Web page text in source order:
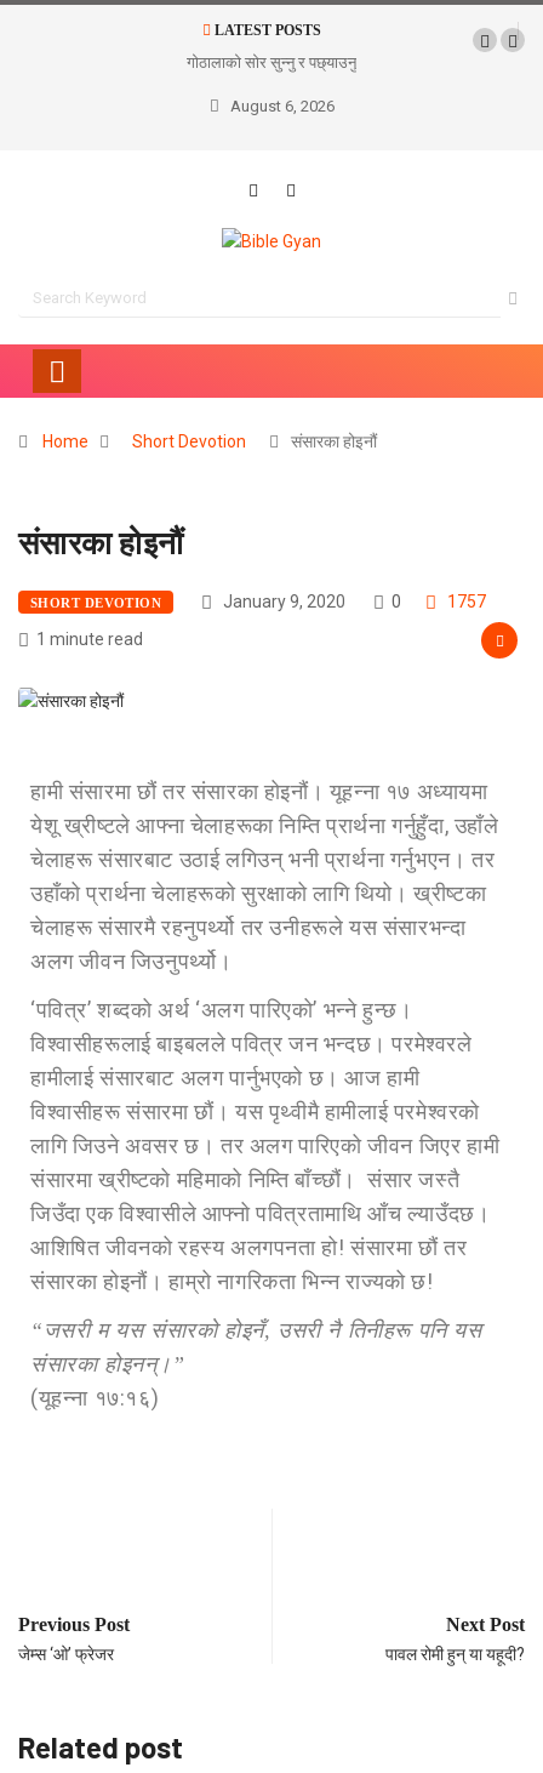
LATEST POSTS
गोठालाको सोर सुन्नु र पछ्याउनु
August 6, 2026
Home Short Devotion संसारका होइनौं
संसारका होइनौं
SHORT DEVOTION January 9, 2020 0
1757
1 minute read
हामी संसारमा छौं तर संसारका होइनौं। यूहन्ना १७ अध्यायमा
येशू ख्रीष्टले आफ्ना चेलाहरूका निम्ति प्रार्थना गर्नुहुँदा, उहाँले
चेलाहरू संसारबाट उठाई लगिउन् भनी प्रार्थना गर्नुभएन। तर
उहाँको प्रार्थना चेलाहरूको सुरक्षाको लागि थियो। ख्रीष्टका
चेलाहरू संसारमै रहनुपर्थ्यो तर उनीहरूले यस संसारभन्दा
अलग जीवन जिउनुपर्थ्यो।
‘पवित्र’ शब्दको अर्थ ‘अलग पारिएको’ भन्ने हुन्छ।
विश्वासीहरूलाई बाइबलले पवित्र जन भन्दछ। परमेश्वरले
हामीलाई संसारबाट अलग पार्नुभएको छ। आज हामी
विश्वासीहरू संसारमा छौं। यस पृथ्वीमै हामीलाई परमेश्वरको
लागि जिउने अवसर छ। तर अलग पारिएको जीवन जिएर हामी
संसारमा ख्रीष्टको महिमाको निम्ति बाँच्छौं। संसार जस्तै
जिउँदा एक विश्वासीले आफ्नो पवित्रतामाथि आँच ल्याउँदछ।
आशिषित जीवनको रहस्य अलगपनता हो! संसारमा छौं तर
संसारका होइनौं। हाम्रो नागरिकता भिन्न राज्यको छ!
“जसरी म यस संसारको होइनँ, उसरी नै तिनीहरू पनि यस
संसारका होइनन्।”
(यूहन्ना १७:१६)
Previous Post
जेम्स ‘ओ’ फ्रेजर
Next Post
पावल रोमी हुन् या यहूदी?
Related post